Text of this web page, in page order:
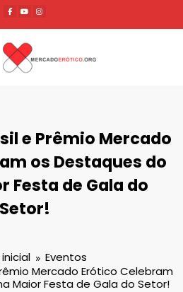
e Prêmio Mercado
os Destaques do
Festa de Gala do
Setor!
Eventos
Mercado Erótico Celebram
Maior Festa de Gala do Setor!